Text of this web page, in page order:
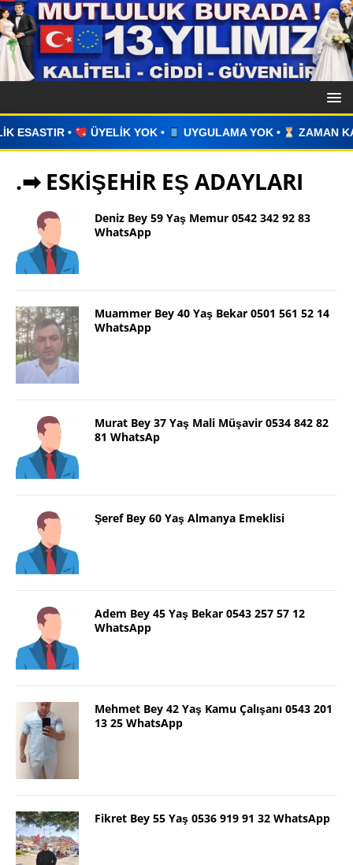
YOK • UYGULAMA YOK • ZAMAN KAYBI YOK • İLAN
.➡ ESKİŞEHİR EŞ ADAYLARI
Deniz Bey 59 Yaş Memur 0542 342 92 83
WhatsApp
Muammer Bey 40 Yaş Bekar 0501 561 52 14
WhatsApp
Murat Bey 37 Yaş Mali Müşavir 0534 842 82
81 WhatsAp
Şeref Bey 60 Yaş Almanya Emeklisi
Adem Bey 45 Yaş Bekar 0543 257 57 12
WhatsApp
Mehmet Bey 42 Yaş Kamu Çalışanı 0543 201
13 25 WhatsApp
Fikret Bey 55 Yaş 0536 919 91 32 WhatsApp